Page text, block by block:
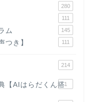
280
111
ム 145
つき】 111
214
【AIはらだくん搭1